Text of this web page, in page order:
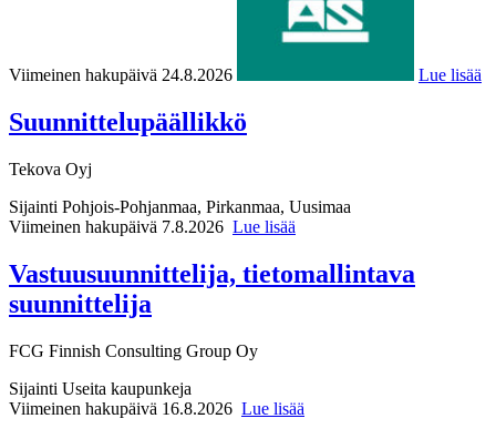
Viimeinen hakupäivä 24.8.2026 Lue lisää
Suunnittelupäällikkö
Tekova Oyj
Sijainti Pohjois-Pohjanmaa, Pirkanmaa, Uusimaa
Viimeinen hakupäivä 7.8.2026 Lue lisää
Vastuusuunnittelija, tietomallintava
suunnittelija
FCG Finnish Consulting Group Oy
Sijainti Useita kaupunkeja
Viimeinen hakupäivä 16.8.2026 Lue lisää